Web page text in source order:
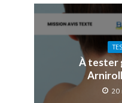
À tester
20